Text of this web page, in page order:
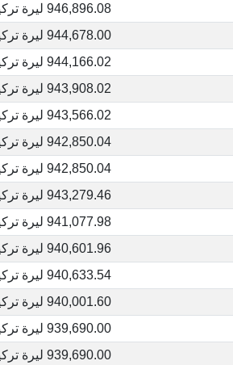
946,896.08 ليرة تركية
944,678.00 ليرة تركية
944,166.02 ليرة تركية
943,908.02 ليرة تركية
943,566.02 ليرة تركية
942,850.04 ليرة تركية
942,850.04 ليرة تركية
943,279.46 ليرة تركية
941,077.98 ليرة تركية
940,601.96 ليرة تركية
940,633.54 ليرة تركية
940,001.60 ليرة تركية
939,690.00 ليرة تركية
939,690.00 ليرة تركية